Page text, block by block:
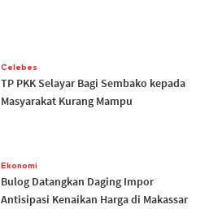
Celebes
TP PKK Selayar Bagi Sembako kepada
Masyarakat Kurang Mampu
Ekonomi
Bulog Datangkan Daging Impor
Antisipasi Kenaikan Harga di Makassar